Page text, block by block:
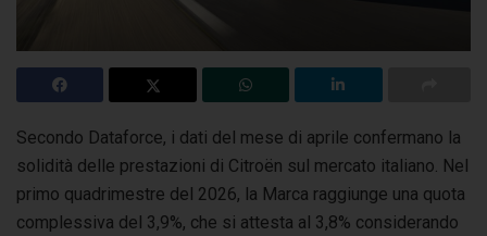
Secondo Dataforce, i dati del mese di aprile confermano la
solidità delle prestazioni di Citroën sul mercato italiano. Nel
primo quadrimestre del 2026, la Marca raggiunge una quota
complessiva del 3,9%, che si attesta al 3,8% considerando